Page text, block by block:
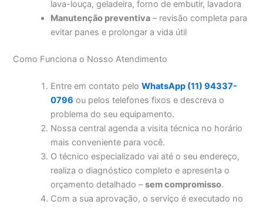
lava-louça, geladeira, forno de embutir, lavadora
Manutenção preventiva – revisão completa para
evitar panes e prolongar a vida útil
Como Funciona o Nosso Atendimento
Entre em contato peloWhatsApp (11) 94337-
0796 ou pelos telefones fixos e descreva o
problema do seu equipamento.
Nossa central agenda a visita técnica no horário
mais conveniente para você.
O técnico especializado vai até o seu endereço,
realiza o diagnóstico completo e apresenta o
orçamento detalhado –sem compromisso.
Com a sua aprovação, o serviço é executado no